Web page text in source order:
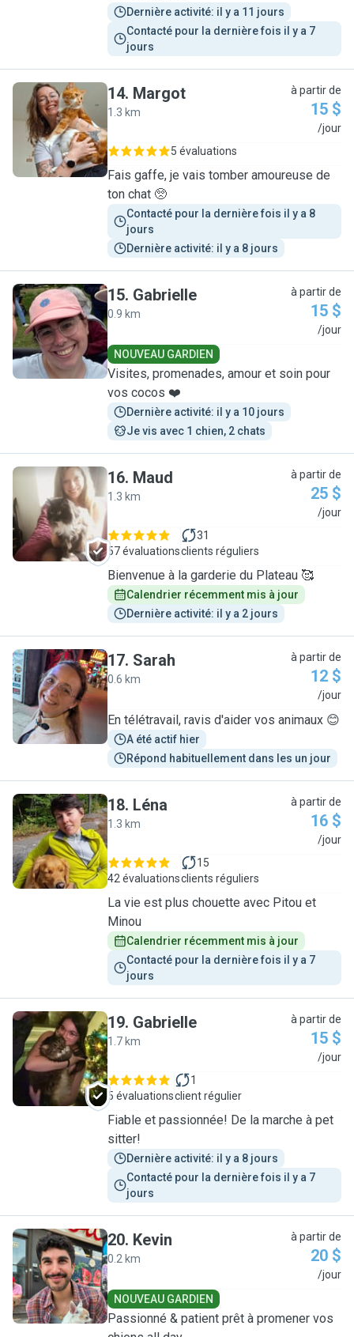
Dernière activité: il y a 11 jours
Contacté pour la dernière fois il y a 7
jours
M
14. Margot
1.3 km
à partir de
15 $
/jour
5 évaluations
Fais gaffe, je vais tomber amoureuse de
ton chat 🥺
Contacté pour la dernière fois il y a 8
jours
Dernière activité: il y a 8 jours
G
15. Gabrielle
0.9 km
à partir de
15 $
/jour
NOUVEAU GARDIEN
Visites, promenades, amour et soin pour
vos cocos ❤️
Dernière activité: il y a 10 jours
Je vis avec 1 chien, 2 chats
M
16. Maud
1.3 km
à partir de
25 $
/jour
57 évaluations
31
clients réguliers
Bienvenue à la garderie du Plateau 🥰
Calendrier récemment mis à jour
Dernière activité: il y a 2 jours
S
17. Sarah
0.6 km
à partir de
12 $
/jour
En télétravail, ravis d'aider vos animaux 😊
A été actif hier
Répond habituellement dans les un jour
L
18. Léna
1.3 km
à partir de
16 $
/jour
42 évaluations
15
clients réguliers
La vie est plus chouette avec Pitou et
Minou
Calendrier récemment mis à jour
Contacté pour la dernière fois il y a 7
jours
G
19. Gabrielle
1.7 km
à partir de
15 $
/jour
5 évaluations
1
client régulier
Fiable et passionnée! De la marche à pet
sitter!
Dernière activité: il y a 8 jours
Contacté pour la dernière fois il y a 7
jours
K
20. Kevin
0.2 km
à partir de
20 $
/jour
NOUVEAU GARDIEN
Passionné & patient prêt à promener vos